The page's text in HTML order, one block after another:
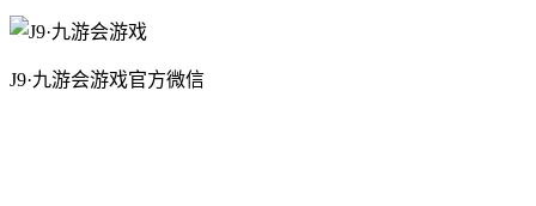
J9·九游会游戏官方微信